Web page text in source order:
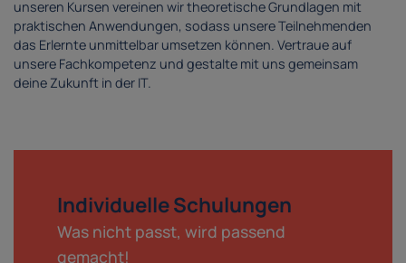
unseren Kursen vereinen wir theoretische Grundlagen mit
praktischen Anwendungen, sodass unsere Teilnehmenden
das Erlernte unmittelbar umsetzen können. Vertraue auf
unsere Fachkompetenz und gestalte mit uns gemeinsam
deine Zukunft in der IT.
Individuelle Schulungen
Was nicht passt, wird passend
gemacht!